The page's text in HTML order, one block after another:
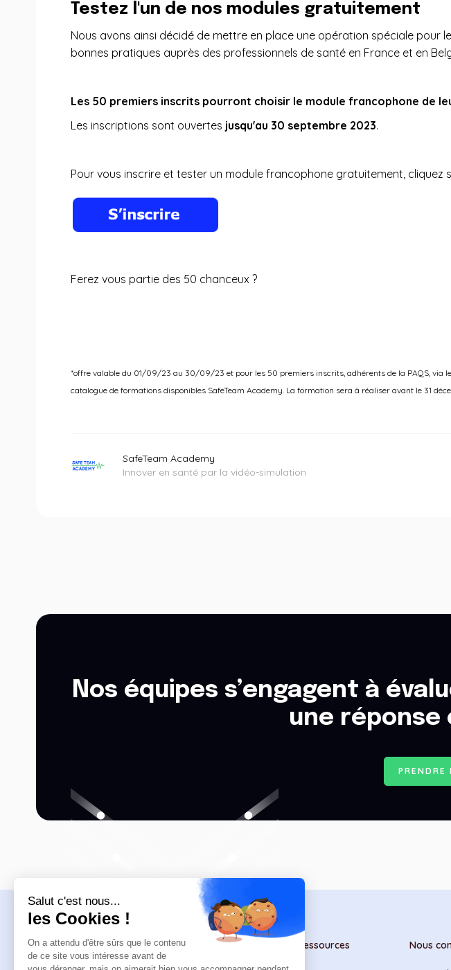
Testez l'un de nos modules gratuitement
Nous avons ainsi décidé de mettre en place une opération spéciale pour
bonnes pratiques auprès des professionnels de santé en France et en
Les 50 premiers inscrits pourront choisir le module francophone de
Les inscriptions sont ouvertes jusqu'au 30 septembre 2023.
Pour vous inscrire et tester un module francophone gratuitement, cliquez
Ferez vous partie des 50 chanceux ?
*offre valable du 01/09/23 au 30/09/23 et pour les 50 premiers inscrits, adhérents de la PAQS, via
catalogue de formations disponibles SafeTeam Academy. La formation sera à réaliser avant le 31
SafeTeam Academy
Innover en santé par la vidéo-simulation
Nos équipes s’engagent à
une réponse
P RE ND RE
Navigation Formations Ressources Nous